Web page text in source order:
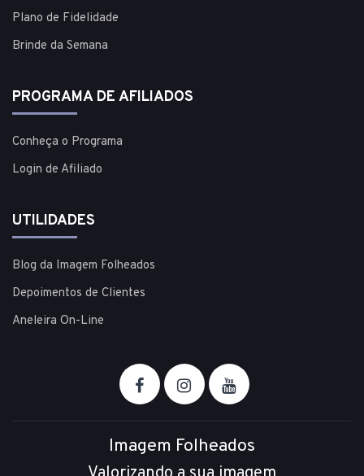
Plano de Fidelidade
Brinde da Semana
PROGRAMA DE AFILIADOS
Conheça o Programa
Login de Afiliado
UTILIDADES
Blog da Imagem Folheados
Depoimentos de Clientes
Aneleira On-Line
Imagem Folheados